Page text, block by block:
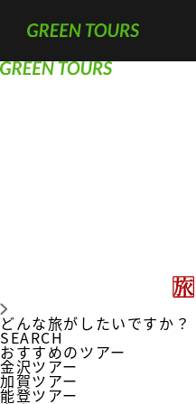
どんな旅がしたいですか？
SEARCH
おすすめのツアー
金沢ツアー
加賀ツアー
能登ツアー